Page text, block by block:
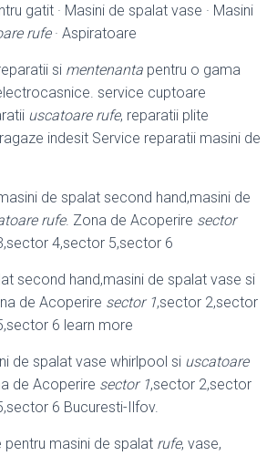
gatit · Masini de spalat vase · Masini
rufe· Aspiratoare
si mentenanta pentru o gama
service cuptoare
uscatoare rufe, reparatii plite
indesit Service reparatii masini de
de spalat second hand,masini de
rufe. Zona de Acoperire sector
4,sector 5,sector 6
second hand,masini de spalat vase si
de Acoperire sector 1,sector 2,sector
6 learn more
de spalat vase whirlpool si uscatoare
de Acoperire sector 1,sector 2,sector
6 Bucuresti-Ilfov.
pentru masini de spalat rufe, vase,